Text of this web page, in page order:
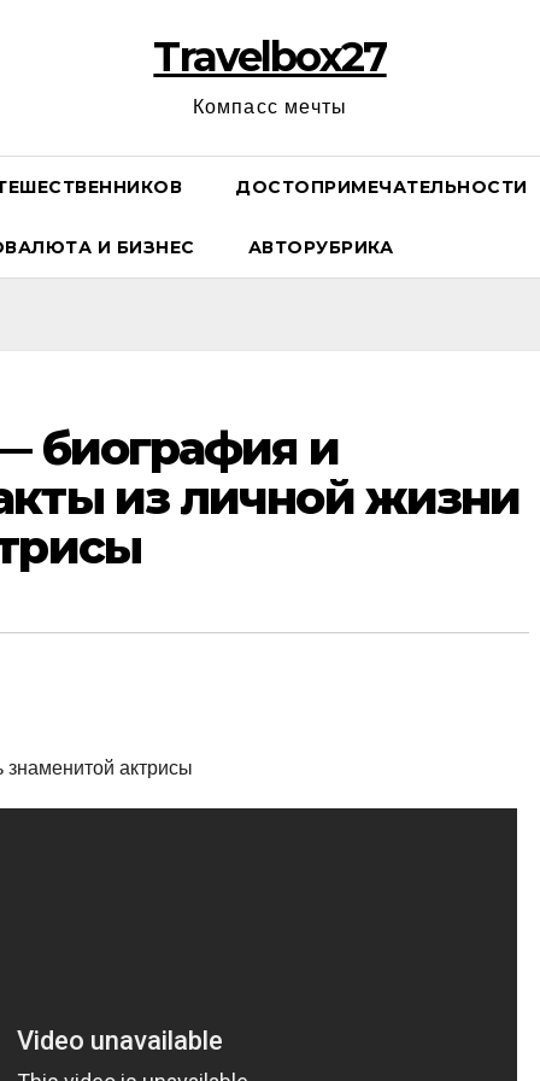
Travelbox27
Компасс мечты
ДОСТОПРИМЕЧАТЕЛЬНОСТИ
И БИЗНЕС АВТОРУБРИКА
биография и
из личной жизни